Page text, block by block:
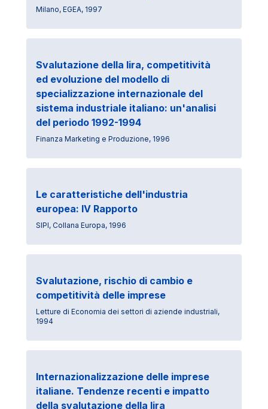
Milano, EGEA, 1997
Svalutazione della lira, competitività
ed evoluzione del modello di
specializzazione internazionale del
sistema industriale italiano: un'analisi
del periodo 1992-1994
Finanza Marketing e Produzione, 1996
Le caratteristiche dell'industria
europea: IV Rapporto
SIPI, Collana Europa, 1996
Svalutazione, rischio di cambio e
competitività delle imprese
Letture di Economia dei settori di aziende industriali,
1994
Internazionalizzazione delle imprese
italiane. Tendenze recenti e impatto
della svalutazione della lira